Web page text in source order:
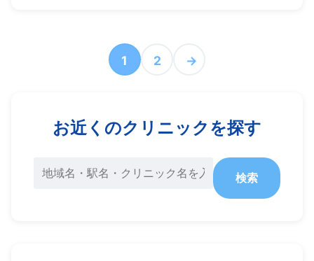
1 2 →
お近くのクリニックを探す
検索